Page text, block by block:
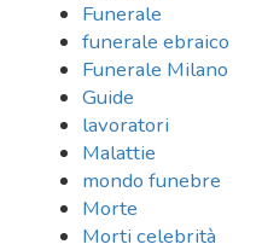
Funerale
funerale ebraico
Funerale Milano
Guide
lavoratori
Malattie
mondo funebre
Morte
Morti celebrità